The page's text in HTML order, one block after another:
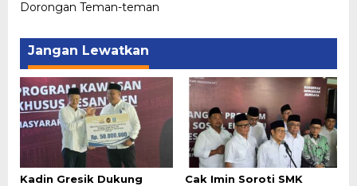
Dorongan Teman-teman
Jangan Lewatkan
Kadin Gresik Dukung
Cak Imin Soroti SMK